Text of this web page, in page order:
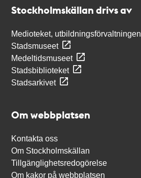
Stockholmskällan drivs av
Medioteket, utbildningsförvaltningen
Stadsmuseet
Medeltidsmuseet
Stadsbiblioteket
Stadsarkivet
Om webbplatsen
Kontakta oss
Om Stockholmskällan
Tillgänglighetsredogörelse
Om kakor på webbplatsen